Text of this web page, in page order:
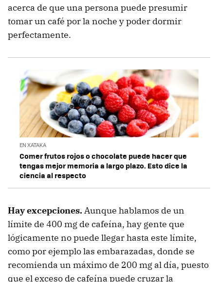
acerca de que una persona puede presumir
tomar un café por la noche y poder dormir
perfectamente.
EN XATAKA
Comer frutos rojos o chocolate puede hacer que
tengas mejor memoria a largo plazo. Esto dice la
ciencia al respecto
Hay excepciones.Aunque hablamos de un
límite de 400 mg de cafeína, hay gente que
lógicamente no puede llegar hasta este límite,
como por ejemplo las embarazadas, donde se
recomienda un máximo de 200 mg al día, puesto
que el exceso de cafeína puede cruzar la